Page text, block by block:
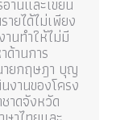
านและเขียน
ยได้ไม่เพียง
นทำให้ไม่มี
ด้านการ
ายกฤษฎา บุญ
งานของโครง
าดจังหวัด